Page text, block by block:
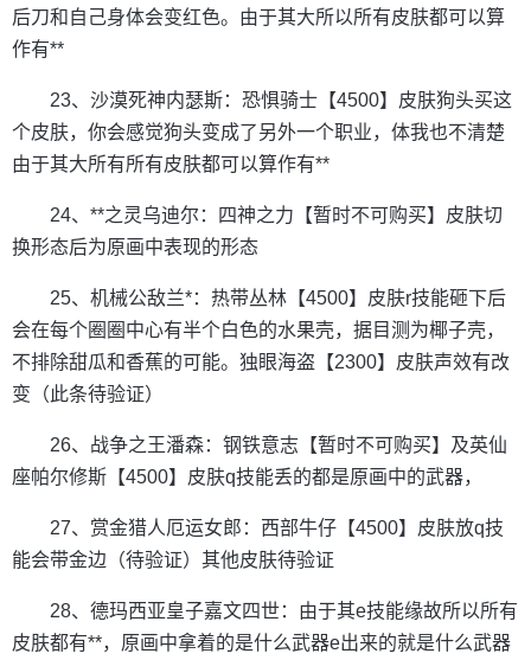
后刀和自己身体会变红色。由于其大所以所有皮肤都可以算
作有**
23、沙漠死神内瑟斯：恐惧骑士【4500】皮肤狗头买这
个皮肤，你会感觉狗头变成了另外一个职业，体我也不清楚
由于其大所有所有皮肤都可以算作有**
24、**之灵乌迪尔：四神之力【暂时不可购买】皮肤切
换形态后为原画中表现的形态
25、机械公敌兰*：热带丛林【4500】皮肤r技能砸下后
会在每个圈圈中心有半个白色的水果壳，据目测为椰子壳，
不排除甜瓜和香蕉的可能。独眼海盗【2300】皮肤声效有改
变（此条待验证）
26、战争之王潘森：钢铁意志【暂时不可购买】及英仙
座帕尔修斯【4500】皮肤q技能丢的都是原画中的武器，
27、赏金猎人厄运女郎：西部牛仔【4500】皮肤放q技
能会带金边（待验证）其他皮肤待验证
28、德玛西亚皇子嘉文四世：由于其e技能缘故所以所有
皮肤都有**，原画中拿着的是什么武器e出来的就是什么武器